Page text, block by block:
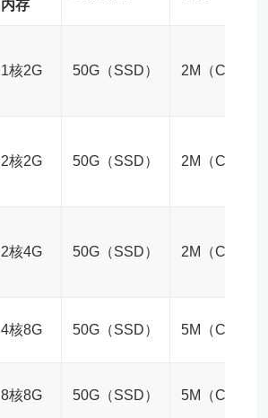
内存
1核2G 50G（SSD） 2M（CN2）
2核2G 50G（SSD） 2M（CN2）
2核4G 50G（SSD） 2M（CN2）
4核8G 50G（SSD） 5M（CN2）
8核8G 50G（SSD） 5M（CN2）